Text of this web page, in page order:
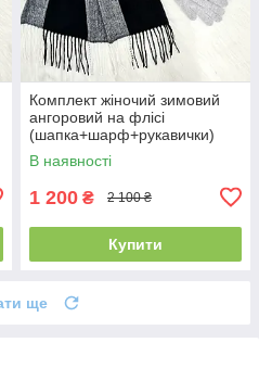
Комплект жіночий зимовий
ангоровий на флісі
(шапка+шарф+рукавички)
ODYSSEY 55-58 см сірий
12822 - 1119 - 4210
В наявності
1 200 ₴ 2 100 ₴
Купити
ще